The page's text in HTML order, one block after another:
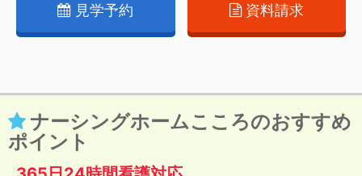
見学予約 資料請求
ナーシングホームこころのおすすめ
ポイント